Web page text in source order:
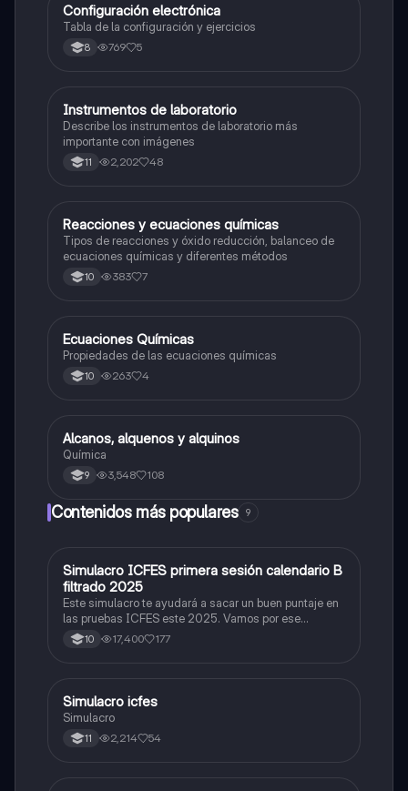
Química
Configuración electrónica
Tabla de la configuración y ejercicios
8 769 5
Química
Instrumentos de laboratorio
Describe los instrumentos de laboratorio más
importante con imágenes
11 2,202 48
Química
Reacciones y ecuaciones químicas
Tipos de reacciones y óxido reducción, balanceo de
ecuaciones químicas y diferentes métodos
10 383 7
Química
Ecuaciones Químicas
Propiedades de las ecuaciones químicas
10 263 4
Química
Alcanos, alquenos y alquinos
Química
9 3,548 108
Contenidos más populares 9
ICFES: Matemáticas
Simulacro ICFES primera sesión calendario B
filtrado 2025
Este simulacro te ayudará a sacar un buen puntaje en
las pruebas ICFES este 2025. Vamos por ese
500/500. Y poder ser admitido en la universidad que
quieras, estudiar la carrera que quieres y no la que te
10 17,400 177
ICFES: Lectura Crítica
Simulacro icfes
Simulacro
11 2,214 54